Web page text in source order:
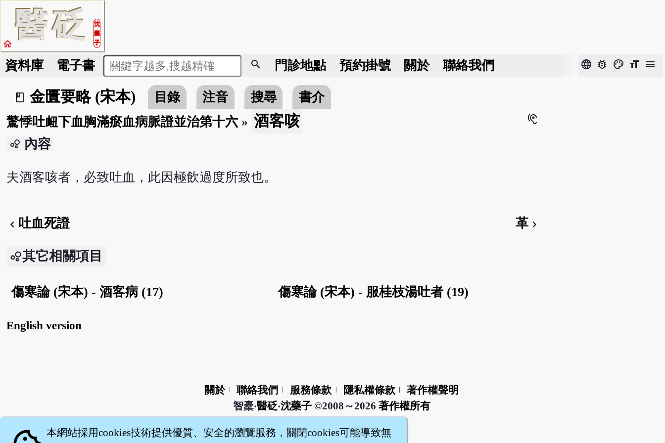
醫砭
沈
藥
子
home
資料庫 電子書 search 門診地點 預約掛號 關於 聯絡我們 language bug_report color_lens format_size menu
book_2
金匱要略 (宋本) 目錄 注音 搜尋
書介
驚悸吐衄下血胸滿瘀血病脈證並治第十六» 酒客咳 hearing
bubble_chart 內容
夫酒客咳者，必致吐血，此因極飲過度所致也。
chevron_left 吐血死證 革chevron_right
其它相關項目
傷寒論 (宋本) - 酒客病 (17) 傷寒論 (宋本) - 服桂枝湯吐者 (19)
English version
關於 聯絡我們 服務條款 隱私權條款
著作權聲明
智橐‧醫砭‧沈藥子©2008～2026 著作權所有
本網站採用cookies技術提供優質、安全的瀏覽服務，關閉cookies可能導致無